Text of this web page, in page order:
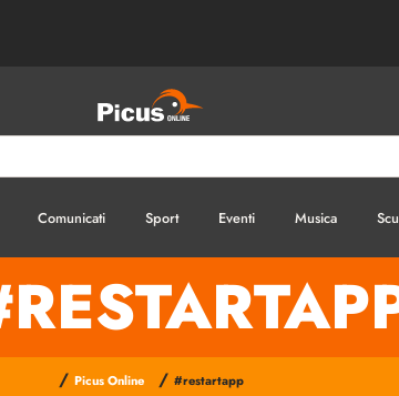
Comunicati Sport Eventi Musica
/ Picus Online / #restartapp